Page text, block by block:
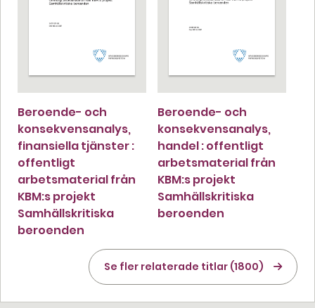
Beroende- och
konsekvensanalys,
finansiella tjänster :
offentligt
arbetsmaterial från
KBM:s projekt
Samhällskritiska
beroenden
Beroende- och
konsekvensanalys,
handel : offentligt
arbetsmaterial från
KBM:s projekt
Samhällskritiska
beroenden
Se fler relaterade titlar (1800)